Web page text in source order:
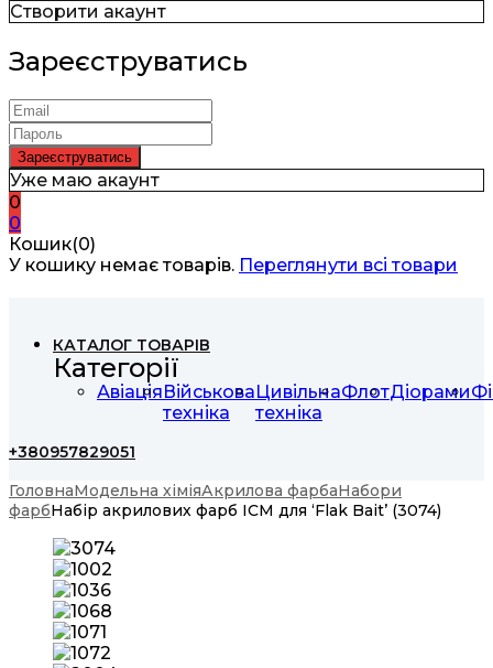
Створити акаунт
Зареєструватись
Уже маю акаунт
0
0
Кошик(0)
У кошику немає товарів. Переглянути всі товари
КАТАЛОГ ТОВАРІВ
Категорії
АвіаціяВійськова
техніка
Цивільна
техніка
ФлотДіорами
+380957829051
ГоловнаМодельна хіміяАкрилова фарбаНабори
фарбНабір акрилових фарб ICM для ‘Flak Bait’ (3074)